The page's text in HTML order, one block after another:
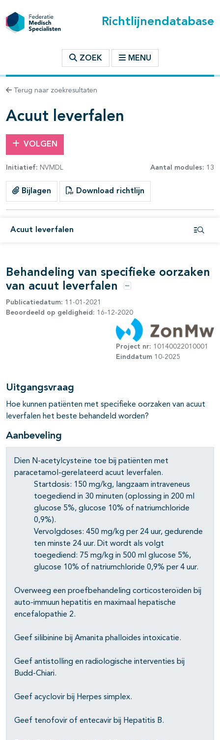
Richtlijnendatabase
ZOEK MENU
Terug naar zoekresultaten
Acuut leverfalen
VOLGEN
Initiatief: NVMDL Aantal modules: 13
Bijlagen Download richtlijn
Acuut leverfalen
binnen deze richtlijn
open- en dichtklappen
Behandeling van specifieke oorzaken
van acuut leverfalen
Opties
Publicatiedatum: 11-01-2021
Beoordeeld op geldigheid: 16-12-2020
Project nr: 10140022010001
Einddatum 10-2025
Uitgangsvraag
Hoe kunnen patiënten met specifieke oorzaken van acuut
leverfalen het beste behandeld worden?
Aanbeveling
Dien N-acetylcysteïne toe bij patiënten met
paracetamol-gerelateerd acuut leverfalen.
Startdosis: 150 mg/kg, langzaam intraveneus
toegediend in 30 minuten (oplossing in 200 ml
glucose 5%, glucose 10% of natriumchloride
0,9%).
Vervolgdoses: 450 mg/kg per 24 uur, gedurende
ten minste 24 uur. Dit wordt als volgt
toegediend: 75 mg/kg in 500 ml glucose 5%,
glucose 10% of natriumchloride 0,9% per 4 uur.
Overweeg een proefbehandeling corticosteroïden bij
auto-immuun hepatitis en maximaal hepatische
encefalopathie 2.
Geef silibinine bij Amanita phalloides intoxicatie.
Geef antistolling en radiologische interventies bij
Budd-Chiari.
Geef acyclovir bij Herpes simplex.
Geef tenofovir of entecavir bij Hepatitis B.